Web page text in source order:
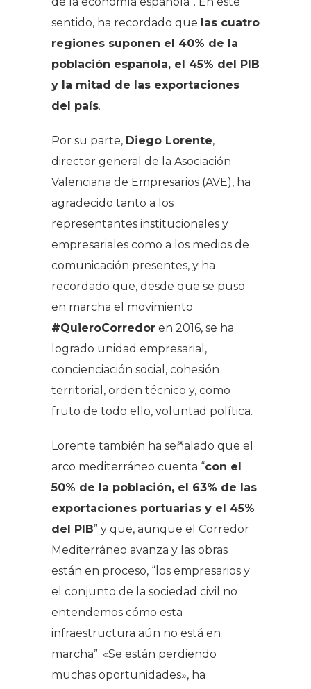
sentido, ha recordado que las cuatro
regiones suponen el 40% de la
población española, el 45% del PIB
y la mitad de las exportaciones
del país.
Por su parte, Diego Lorente,
director general de la Asociación
Valenciana de Empresarios (AVE), ha
agradecido tanto a los
representantes institucionales y
empresariales como a los medios de
comunicación presentes, y ha
recordado que, desde que se puso
en marcha el movimiento
#QuieroCorredor en 2016, se ha
logrado unidad empresarial,
concienciación social, cohesión
territorial, orden técnico y, como
fruto de todo ello, voluntad política.
Lorente también ha señalado que el
arco mediterráneo cuenta “con el
50% de la población, el 63% de las
exportaciones portuarias y el 45%
del PIB” y que, aunque el Corredor
Mediterráneo avanza y las obras
están en proceso, “los empresarios y
el conjunto de la sociedad civil no
entendemos cómo esta
infraestructura aún no está en
marcha”. «Se están perdiendo
muchas oportunidades», ha